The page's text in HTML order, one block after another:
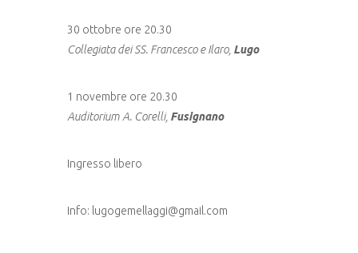
30 ottobre ore 20.30
Collegiata dei SS. Francesco e Ilaro, Lugo
1 novembre ore 20.30
Auditorium A. Corelli, Fusignano
Ingresso libero
Info: lugogemellaggi@gmail.com